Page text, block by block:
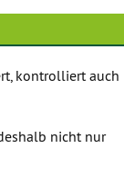
kontrolliert auch
nicht nur